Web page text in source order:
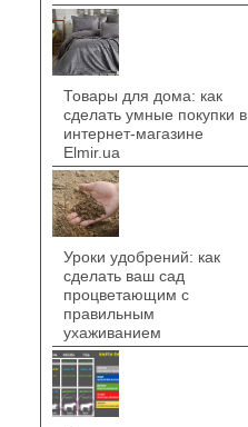
Товары для дома: как
сделать умные покупки в
интернет-магазине
Elmir.ua
Уроки удобрений: как
сделать ваш сад
процветающим с
правильным
ухаживанием